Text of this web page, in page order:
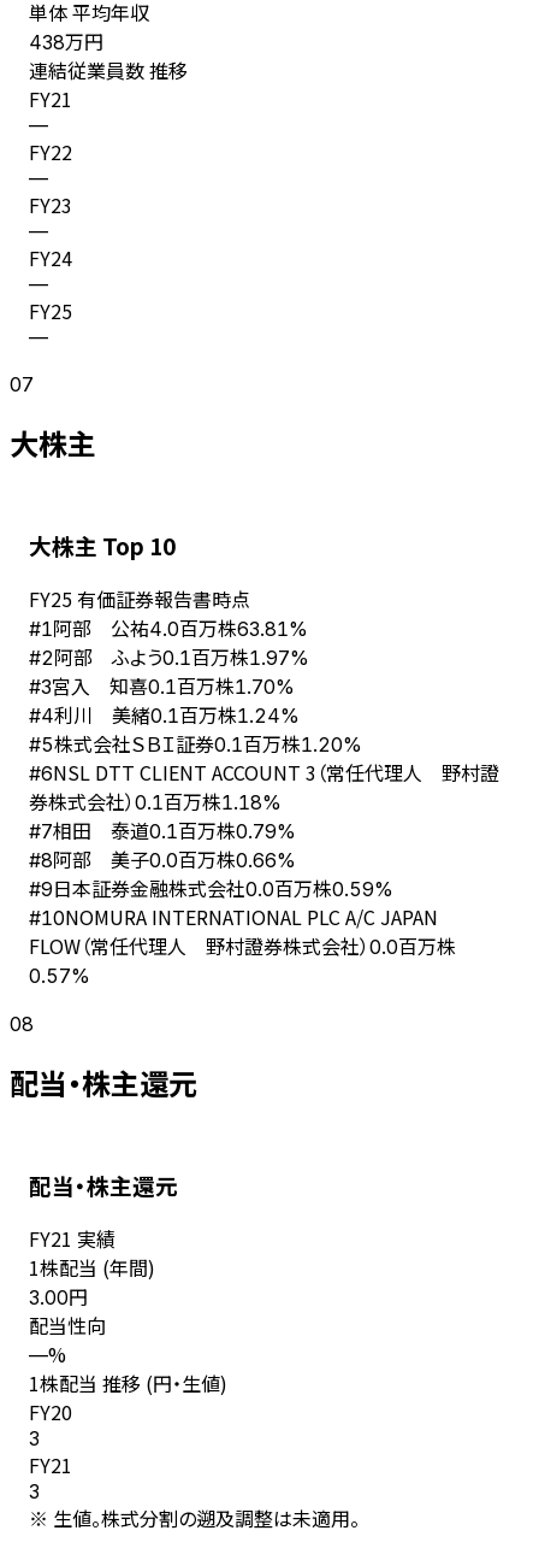
単体 平均年収
438万円
連結従業員数 推移
FY21
—
FY22
—
FY23
—
FY24
—
FY25
—
07
大株主
大株主 Top 10
FY25 有価証券報告書時点
#1阿部 公祐4.0百万株63.81%
#2阿部 ふよう0.1百万株1.97%
#3宮入 知喜0.1百万株1.70%
#4利川 美緒0.1百万株1.24%
#5株式会社ＳＢＩ証券0.1百万株1.20%
#6NSL DTT CLIENT ACCOUNT 3（常任代理人 野村證
券株式会社） 0.1百万株1.18%
#7相田 泰道0.1百万株0.79%
#8阿部 美子0.0百万株0.66%
#9日本証券金融株式会社0.0百万株0.59%
#10NOMURA INTERNATIONAL PLC A/C JAPAN
FLOW（常任代理人 野村證券株式会社） 0.0百万株
0.57%
08
配当・株主還元
配当・株主還元
FY21 実績
1株配当 (年間)
3.00円
配当性向
—%
1株配当 推移 (円・生値)
FY20
3
FY21
3
※ 生値。株式分割の遡及調整は未適用。